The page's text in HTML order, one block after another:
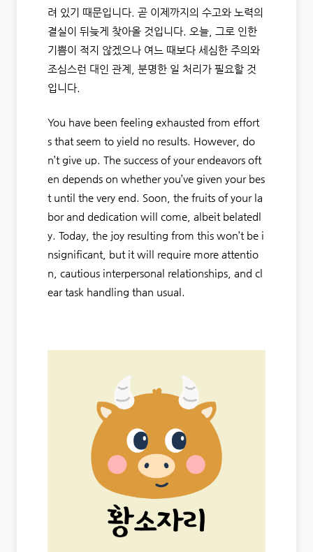
려 있기 때문입니다. 곧 이제까지의 수고와 노력의
결실이 뒤늦게 찾아올 것입니다. 오늘, 그로 인한
기쁨이 적지 않겠으나 여느 때보다 세심한 주의와
조심스런 대인 관계, 분명한 일 처리가 필요할 것
입니다.
You have been feeling exhausted from effort
s that seem to yield no results. However, do
n’t give up. The success of your endeavors oft
en depends on whether you’ve given your bes
t until the very end. Soon, the fruits of your la
bor and dedication will come, albeit belatedl
y. Today, the joy resulting from this won’t be i
nsignificant, but it will require more attentio
n, cautious interpersonal relationships, and cl
ear task handling than usual.